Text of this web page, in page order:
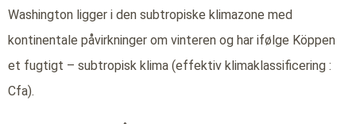
Washington ligger i den subtropiske klimazone med
kontinentale påvirkninger om vinteren og har ifølge Köppen
et fugtigt – subtropisk klima (effektiv klimaklassificering :
Cfa).